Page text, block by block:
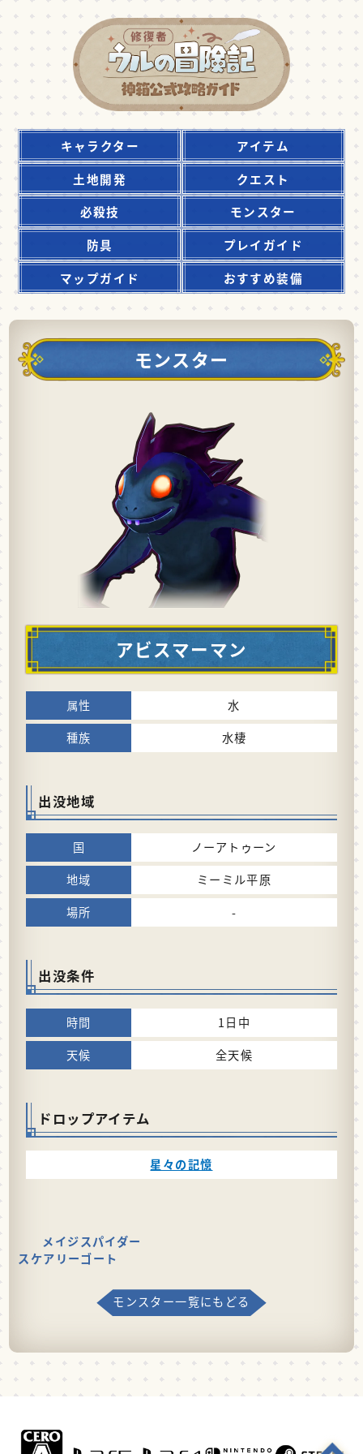
キャラクター
アイテム
土地開発
クエスト
必殺技
モンスター
防具
プレイガイド
マップガイド
おすすめ装備
モンスター
アビスマーマン
水
水棲
出没地域
ノーアトゥーン
ミーミル平原
-
出没条件
1日中
全天候
ドロップアイテム
星々の記憶
メイジスパイダー
スケアリーゴート
モンスター一覧にもどる